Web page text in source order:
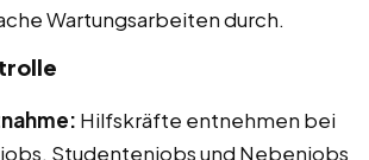
Wartungsarbeiten durch.
Hilfskräfte entnehmen bei
Studentenjobs und Nebenjobs